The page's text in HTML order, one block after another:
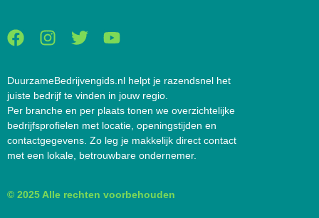
DuurzameBedrijvengids.nl helpt je razendsnel het
juiste bedrijf te vinden in jouw regio.
Per branche en per plaats tonen we overzichtelijke
bedrijfsprofielen met locatie, openingstijden en
contactgegevens. Zo leg je makkelijk direct contact
met een lokale, betrouwbare ondernemer.
© 2025 Alle rechten voorbehouden